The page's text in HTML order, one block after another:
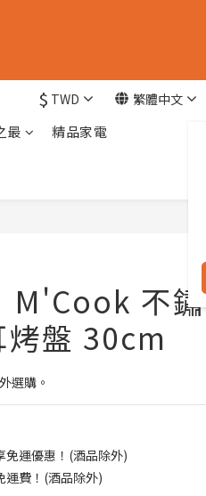
$ TWD 繁體中文
最
精品家電
M'Cook 不鏽
盤 30cm
選購。
免運優惠！(酒品除外)
運費！(酒品除外)